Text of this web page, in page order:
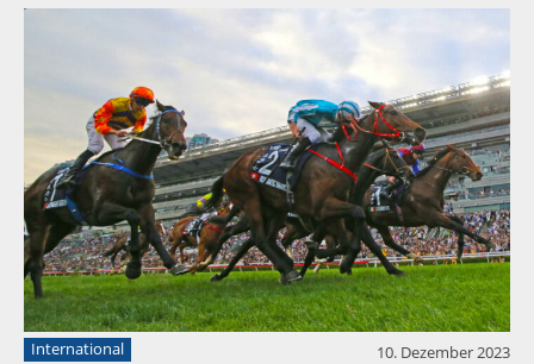
International 10. Dezember 2023